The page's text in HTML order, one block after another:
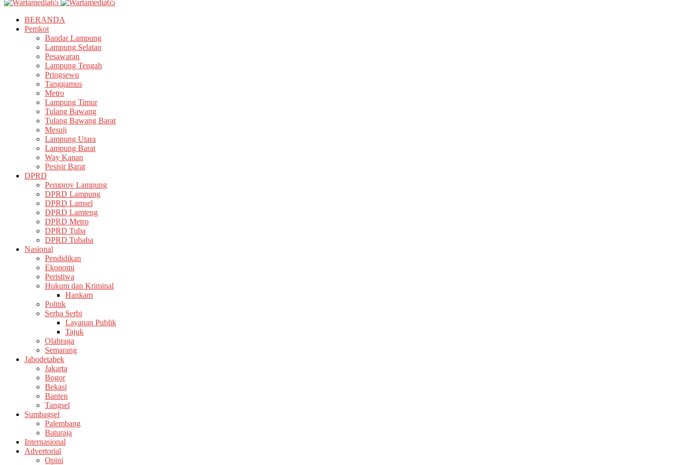
BERANDA
Pemkot
Bandar Lampung
Lampung Selatan
Pesawaran
Lampung Tengah
Pringsewu
Tanggamus
Metro
Lampung Timur
Tulang Bawang
Tulang Bawang Barat
Mesuji
Lampung Utara
Lampung Barat
Way Kanan
Pesisir Barat
DPRD
Pemprov Lampung
DPRD Lampung
DPRD Lamsel
DPRD Lamteng
DPRD Metro
DPRD Tuba
DPRD Tubaba
Nasional
Pendidikan
Ekonomi
Peristiwa
Hukum dan Kriminal
Hankam
Politik
Serba Serbi
Layanan Publik
Tajuk
Olahraga
Semarang
Jabodetabek
Jakarta
Bogor
Bekasi
Banten
Tangsel
Sumbagsel
Palembang
Baturaja
Internasional
Advertorial
Opini